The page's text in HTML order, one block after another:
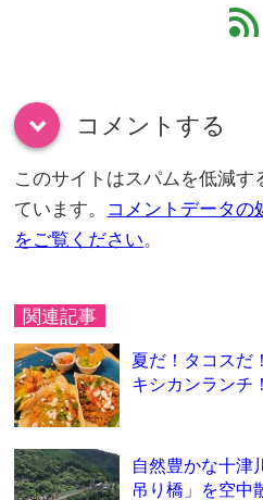
feed
down コメントする
このサイトはスパムを低減す
ています。 コメントデータの
をご覧ください。
関連記事
夏だ！タコスだ
キシカンランチ！
自然豊かな十津
吊り橋」を空中